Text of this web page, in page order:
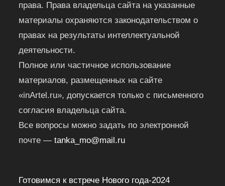
права. Права владельца сайта на указанные
материалы охраняются законодательством о
правах на результаты интеллектуальной
деятельности.
Полное или частичное использование
материалов, размещенных на сайте
«inArtel.ru», допускается только с письменного
согласия владельца сайта.
Все вопросы можно задать по электронной
почте —tanka_mo@mail.ru
Готовимся к встрече Нового года-2024